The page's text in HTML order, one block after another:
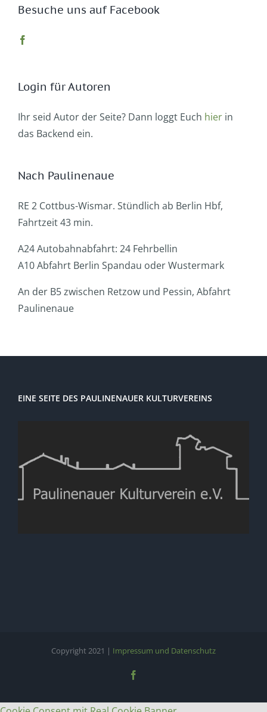
Besuche uns auf Facebook
Login für Autoren
Ihr seid Autor der Seite? Dann loggt Euch hier in
das Backend ein.
Nach Paulinenaue
RE 2 Cottbus-Wismar. Stündlich ab Berlin Hbf,
Fahrtzeit 43 min.
A24 Autobahnabfahrt: 24 Fehrbellin
A10 Abfahrt Berlin Spandau oder Wustermark
An der B5 zwischen Retzow und Pessin, Abfahrt
Paulinenaue
EINE SEITE DES PAULINENAUER KULTURVEREINS
Copyright 2021 | Impressum und Datenschutz